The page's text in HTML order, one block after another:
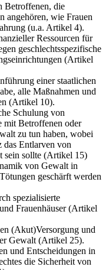
Betroffenen, die
angehören, wie Frauen
(u.a. Artikel 4).
Ressourcen für
geschlechtsspezifische
(Artikel
einer staatlichen
alle Maßnahmen und
(Artikel 10).
Schulung von
mit Betroffenen oder
zu tun haben, wobei
das Entlarven von
sein sollte (Artikel 15)
von Gewalt in
geschärft werden
spezialisierte
Frauenhäuser (Artikel
(Akut)Versorgung und
Gewalt (Artikel 25).
und Entscheidungen in
die Sicherheit von